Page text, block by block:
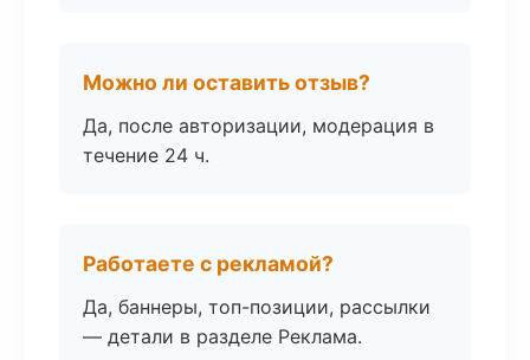
Можно ли оставить отзыв?
Да, после авторизации, модерация в
течение 24 ч.
Работаете с рекламой?
Да, баннеры, топ-позиции, рассылки
— детали в разделе Реклама.